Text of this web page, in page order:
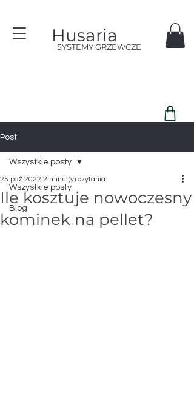
Husaria
SYSTEMY GRZEWCZE
Post
Wszystkie posty
Blog
Wszystkie posty
Ile kosztuje nowoczesny
kominek na pellet?
25 paź 2022 2 minut(y) czytania